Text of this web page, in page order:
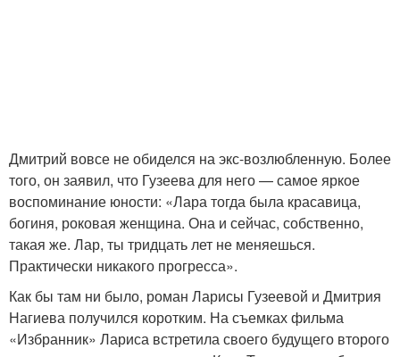
Дмитрий вовсе не обиделся на экс-возлюбленную. Более
того, он заявил, что Гузеева для него — самое яркое
воспоминание юности: «Лара тогда была красавица,
богиня, роковая женщина. Она и сейчас, собственно,
такая же. Лар, ты тридцать лет не меняешься.
Практически никакого прогресса».
Как бы там ни было, роман Ларисы Гузеевой и Дмитрия
Нагиева получился коротким. На съемках фильма
«Избранник» Лариса встретила своего будущего второго